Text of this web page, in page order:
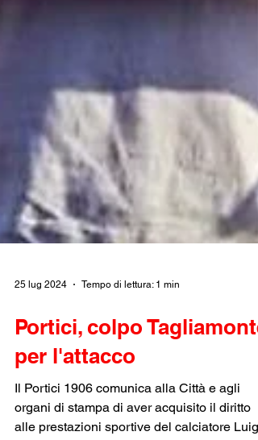
25 lug 2024 Tempo di lettura: 1 min
Portici, colpo Tagliamonte
per l'attacco